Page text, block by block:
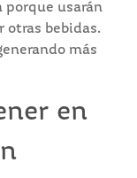
porque usarán
otras bebidas.
más
en